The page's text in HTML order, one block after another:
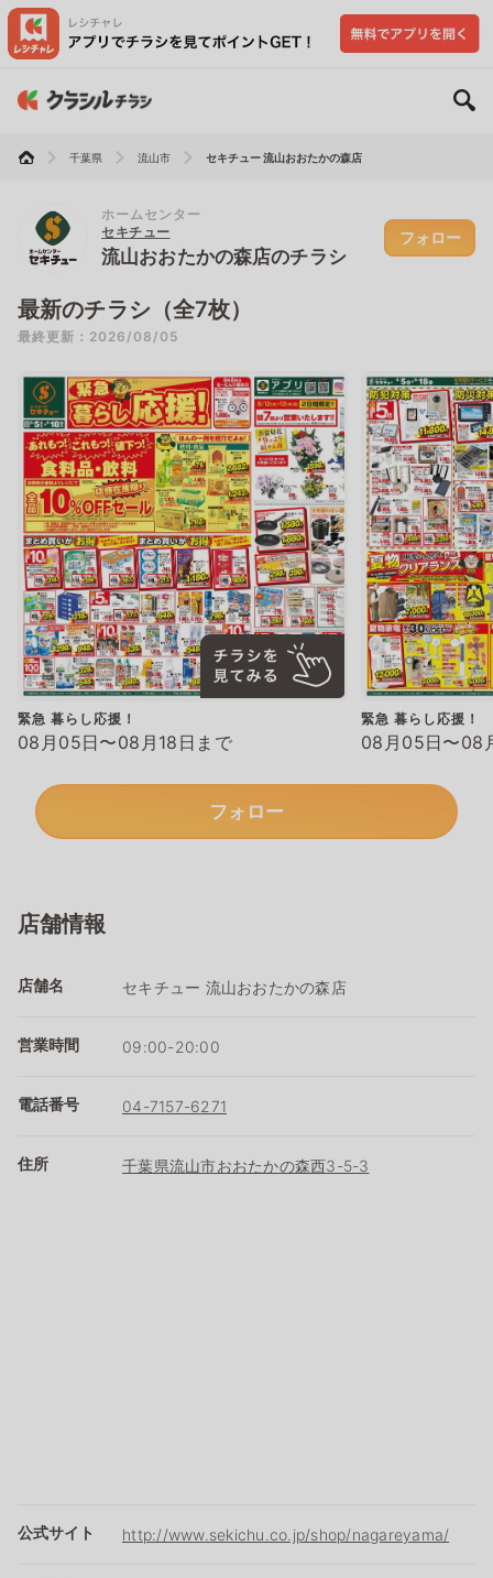
千葉県 流山市 セキチュー 流山おおたかの森店
ホームセンター
セキチュー
流山おおたかの森店のチラシ
フォロー
最新のチラシ（全7枚）
最終更新：2026/08/05
緊急 暮らし応援！
08月05日〜08月18日まで
緊急 暮らし応援！
08月05日〜08
フォロー
店舗情報
店舗名 セキチュー 流山おおたかの森店
営業時間 09:00-20:00
電話番号 04-7157-6271
住所 千葉県流山市おおたかの森西3-5-3
公式サイト http://www.sekichu.co.jp/shop/nagareyama/